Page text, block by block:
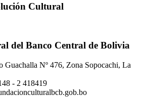
Cultural
del Banco Central de Bolivia
Guachalla Nº 476, Zona Sopocachi, La
- 2 418419